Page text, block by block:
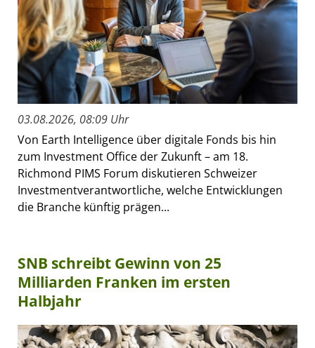
03.08.2026, 08:09 Uhr
Von Earth Intelligence über digitale Fonds bis hin
zum Investment Office der Zukunft – am 18.
Richmond PIMS Forum diskutieren Schweizer
Investmentverantwortliche, welche Entwicklungen
die Branche künftig prägen...
SNB schreibt Gewinn von 25
Milliarden Franken im ersten
Halbjahr